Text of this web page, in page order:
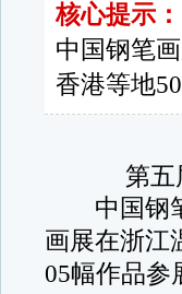
核心提示：
中国钢笔
香港等地
第
中国钢笔
画展在浙江
05幅作品参